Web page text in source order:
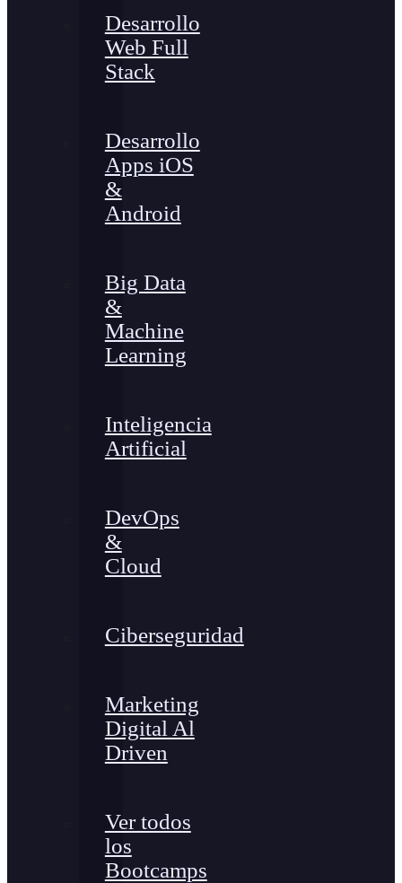
Desarrollo
Web Full
Stack
Desarrollo
Apps iOS
&
Android
Big Data
&
Machine
Learning
Inteligencia
Artificial
DevOps
&
Cloud
Ciberseguridad
Marketing
Digital Al
Driven
Ver todos
los
Bootcamps